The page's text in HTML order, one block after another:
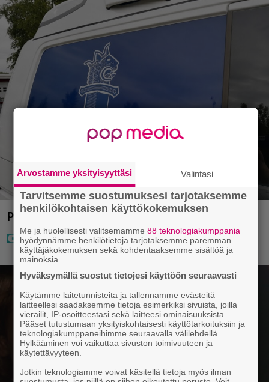
Poliisi pyytää apua Jämsässä
Arvostamme yksityisyyttäsi Valintasi
Tarvitsemme suostumuksesi tarjotaksemme
henkilökohtaisen käyttökokemuksen
Me ja huolellisesti valitsemamme 88 teknologiakumppania
hyödynnämme henkilötietoja tarjotaksemme paremman
käyttäjäkokemuksen sekä kohdentaaksemme sisältöä ja
mainoksia.
Hyväksymällä suostut tietojesi käyttöön seuraavasti
Käytämme laitetunnisteita ja tallennamme evästeitä
laitteellesi saadaksemme tietoja esimerkiksi sivuista, joilla
vierailit, IP-osoitteestasi sekä laitteesi ominaisuuksista.
Pääset tutustumaan yksityiskohtaisesti käyttötarkoituksiin ja
teknologiakumppaneihimme seuraavalla välilehdellä.
Hylkääminen voi vaikuttaa sivuston toimivuuteen ja
käytettävyyteen.
Jotkin teknologiamme voivat käsitellä tietoja myös ilman